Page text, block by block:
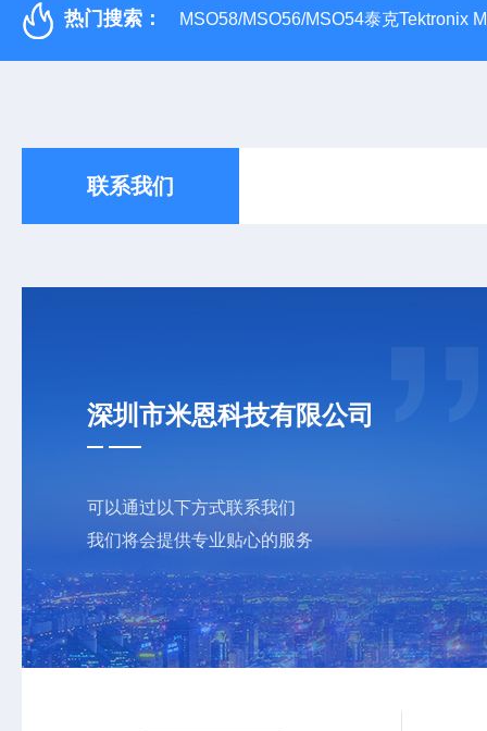
热门搜索： MSO58/MSO56/MSO54泰克Tektronix
联系我们
深圳市米恩科技有限公司
可以通过以下方式联系我们
我们将会提供专业贴心的服务